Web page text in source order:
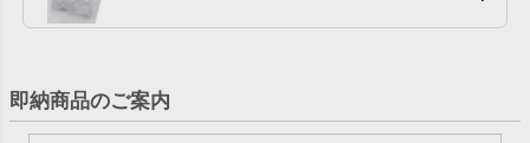
即納商品のご案内